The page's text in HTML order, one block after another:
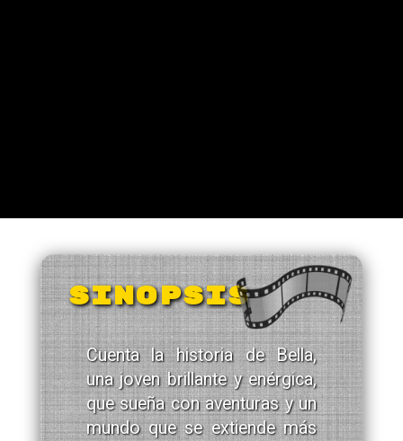
SINOPSIS
Cuenta la historia de Bella,
una joven brillante y enérgica,
que sueña con aventuras y un
mundo que se extiende más